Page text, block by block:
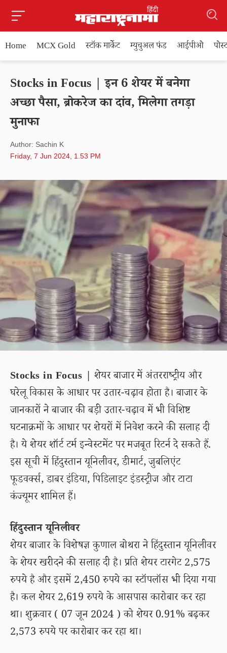
Home MCX Gold स्टॉक मार्केट म्युचुअल फंड आईपीओ
Stocks in Focus | इन 6 शेयर में बनेगा
अच्छा पैसा, ब्रोकरेज का दांव, मिलेगा तगड़ा
मुनाफा
Author: Sachin K
Friday, 7 Jun 2024, 1.53 PM
Stocks in Focus | शेयर बाजार में अंतरराष्ट्रीय और
घरेलू विकास के आधार पर उतार-चढ़ाव होता है। बाजार के
जानकारों ने बाजार की बड़ी उतार-चढ़ाव में भी विशिष्ट
घटनाक्रमों के आधार पर शेयरों में निवेश करने की सलाह दी
है। ये शेयर शॉर्ट टर्म इन्वेस्टमेंट पर मजबूत रिटर्न दे सकते हैं.
इस सूची में हिंदुस्तान यूनिलीवर, डीमार्ट, जुबलिएंट
फूडवर्क्स, डाबर इंडिया, पिडिलाइट इंडस्ट्रीज और टाटा
कंज्यूमर शामिल हैं।
हिंदुस्तान यूनिलीवर
शेयर बाजार के विशेषज्ञ कुणाल बोथरा ने हिंदुस्तान यूनिलीवर
के शेयर खरीदने की सलाह दी है। प्रति शेयर टारगेट 2,575
रुपये है और इसमें 2,450 रुपये का स्टॉपलॉस भी दिया गया
है। कल शेयर 2,619 रुपये के आसपास कारोबार कर रहा
था। शुक्रवार ( 07 जून 2024 ) को शेयर 0.91% बढ़कर
2,573 रुपये पर कारोबार कर रहा था।